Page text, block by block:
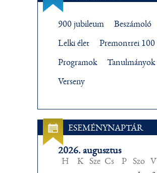
900 jubileum Beszámoló
Lelki élet Premontrei 100
Programok Tanulmányok
Verseny
ESEMÉNYNAPTÁR
2026. augusztus
H K Sze Cs P Szo V